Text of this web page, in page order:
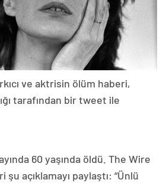
ve aktrisin ölüm haberi,
tarafından bir tweet ile
60 yaşında öldü. The Wire
açıklamayı paylaştı: “Ünlü